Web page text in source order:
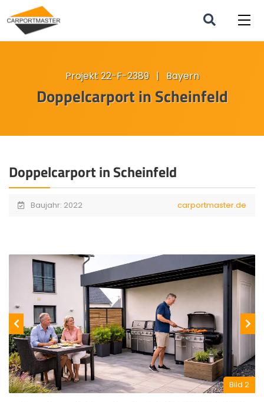
Projekt 22-F-2389 | Bayern
Doppelcarport in Scheinfeld
Doppelcarport in Scheinfeld
Baujahr: 2022 carportmaster.de
Bild 2